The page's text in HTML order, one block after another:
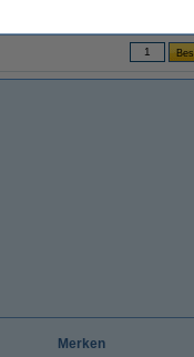
Merken